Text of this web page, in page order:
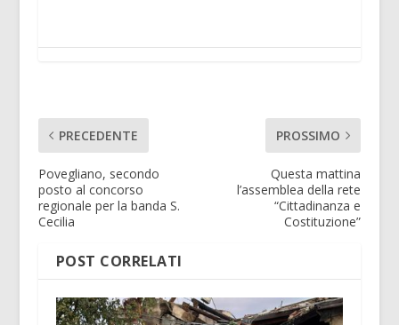
PRECEDENTE
Povegliano, secondo
posto al concorso
regionale per la banda S.
Cecilia
PROSSIMO
Questa mattina
l’assemblea della rete
“Cittadinanza e
Costituzione”
POST CORRELATI